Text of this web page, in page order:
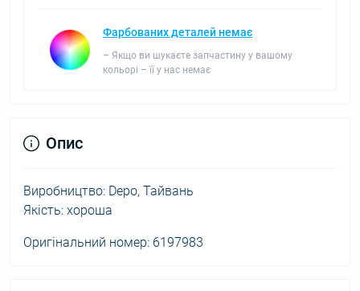
Фарбованих деталей немає
– Якщо ви шукаєте запчастину у вашому
кольорі – її у нас немає
Опис
Виробництво: Depo, Тайвань
Якість: хороша
Оригінальний номер: 6197983